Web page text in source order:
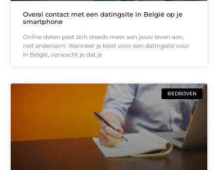
Overal contact met een datingsite in België op je
smartphone
Online daten past zich steeds meer aan jouw leven aan,
niet andersom. Wanneer je kiest voor een datingsite voor
in België, verwacht je dat je
BEDRIJVEN